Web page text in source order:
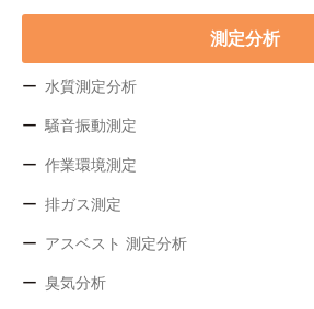
測定分析
水質測定分析
騒音振動測定
作業環境測定
排ガス測定
アスベスト 測定分析
臭気分析